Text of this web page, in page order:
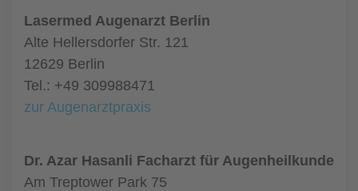
Lasermed Augenarzt Berlin
Alte Hellersdorfer Str. 121
12629 Berlin
Tel.: +49 309988471
zur Augenarztpraxis
Dr. Azar Hasanli Facharzt für Augenheilkunde
Am Treptower Park 75